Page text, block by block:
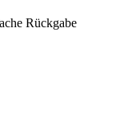
Rückgabe